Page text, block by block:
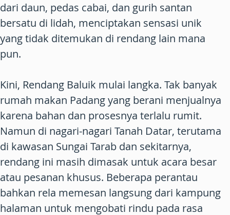
dari daun, pedas cabai, dan gurih santan
bersatu di lidah, menciptakan sensasi unik
yang tidak ditemukan di rendang lain mana
pun.
Kini, Rendang Baluik mulai langka. Tak banyak
rumah makan Padang yang berani menjualnya
karena bahan dan prosesnya terlalu rumit.
Namun di nagari-nagari Tanah Datar, terutama
di kawasan Sungai Tarab dan sekitarnya,
rendang ini masih dimasak untuk acara besar
atau pesanan khusus. Beberapa perantau
bahkan rela memesan langsung dari kampung
halaman untuk mengobati rindu pada rasa